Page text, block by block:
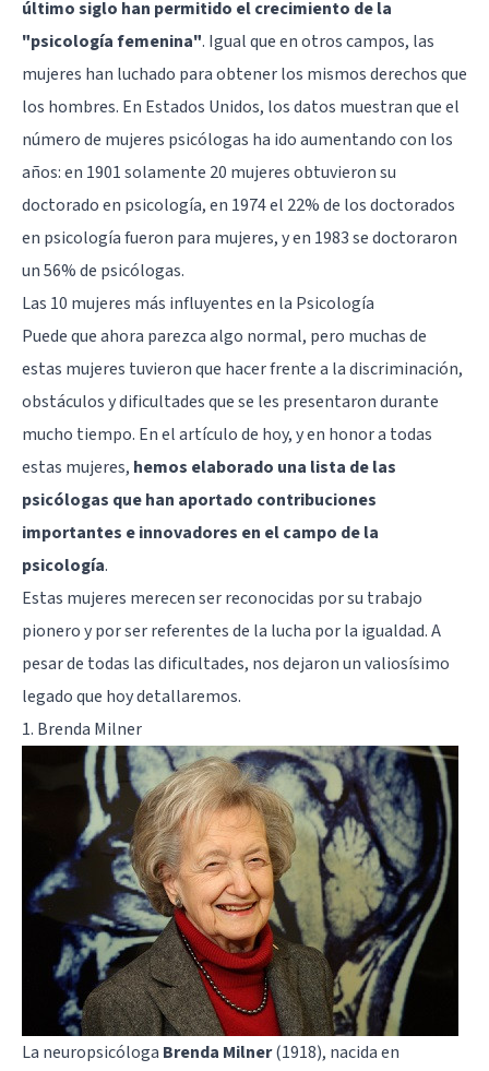
último siglo han permitido el crecimiento de la
"psicología femenina". Igual que en otros campos, las
mujeres han luchado para obtener los mismos derechos que
los hombres. En Estados Unidos, los datos muestran que el
número de mujeres psicólogas ha ido aumentando con los
años: en 1901 solamente 20 mujeres obtuvieron su
doctorado en psicología, en 1974 el 22% de los doctorados
en psicología fueron para mujeres, y en 1983 se doctoraron
un 56% de psicólogas.
Las 10 mujeres más influyentes en la Psicología
Puede que ahora parezca algo normal, pero muchas de
estas mujeres tuvieron que hacer frente a la discriminación,
obstáculos y dificultades que se les presentaron durante
mucho tiempo. En el artículo de hoy, y en honor a todas
estas mujeres, hemos elaborado una lista de las
psicólogas que han aportado contribuciones
importantes e innovadores en el campo de la
psicología.
Estas mujeres merecen ser reconocidas por su trabajo
pionero y por ser referentes de la lucha por la igualdad. A
pesar de todas las dificultades, nos dejaron un valiosísimo
legado que hoy detallaremos.
1. Brenda Milner
La neuropsicóloga Brenda Milner(1918), nacida en